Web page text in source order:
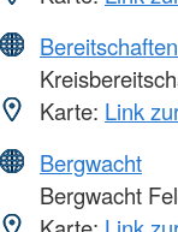
Karte: Link
Bergwacht
Bergwacht